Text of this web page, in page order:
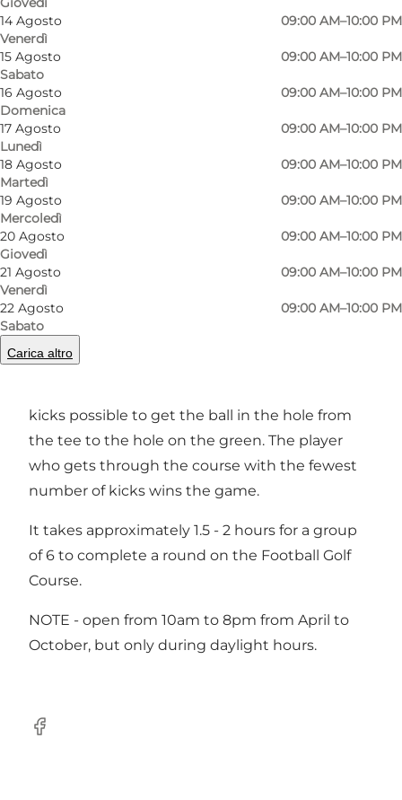
14 Agosto
Venerdì
09:00 AM–10:00 PM
15 Agosto
Sabato
09:00 AM–10:00 PM
16 Agosto
Domenica
09:00 AM–10:00 PM
17 Agosto
Lunedì
09:00 AM–10:00 PM
18 Agosto
Martedì
09:00 AM–10:00 PM
19 Agosto
Mercoledì
09:00 AM–10:00 PM
20 Agosto
Giovedì
09:00 AM–10:00 PM
21 Agosto
Venerdì
09:00 AM–10:00 PM
22 Agosto
Sabato
09:00 AM–10:00 PM
Carica altro
course and once you've paid the entrance fee,
you can use the facilities for as long as you like.
Reservations are not necessary.
The rules for FootballGolf are almost the same
as for regular Golf. Only the golf ball and golf
club are replaced by a football and a good pair
of legs.
Each course has, as in Golf, its own par
(optimum number of kicks), a tee (starting
point), a fairway and a green. The courses all
have 18 holes and a total length of about 1.2 to
1.7 km.
The level of difficulty varies from hole to hole
kicks possible to get the ball in the hole from
the tee to the hole on the green. The player
who gets through the course with the fewest
number of kicks wins the game.
It takes approximately 1.5 - 2 hours for a group
of 6 to complete a round on the Football Golf
Course.
NOTE - open from 10am to 8pm from April to
October, but only during daylight hours.
Facebook